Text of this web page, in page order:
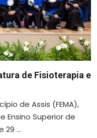
de Fisioterapia e
de Assis (FEMA),
Ensino Superior de
29 ...